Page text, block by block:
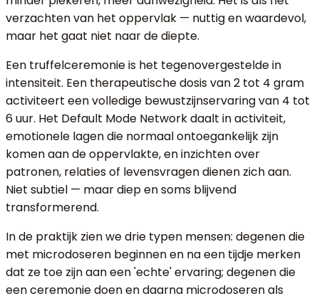
verzachten van het oppervlak — nuttig en waardevol,
maar het gaat niet naar de diepte.
Een truffelceremonie is het tegenovergestelde in
intensiteit. Een therapeutische dosis van 2 tot 4 gram
activiteert een volledige bewustzijnservaring van 4 tot
6 uur. Het Default Mode Network daalt in activiteit,
emotionele lagen die normaal ontoegankelijk zijn
komen aan de oppervlakte, en inzichten over
patronen, relaties of levensvragen dienen zich aan.
Niet subtiel — maar diep en soms blijvend
transformerend.
In de praktijk zien we drie typen mensen: degenen die
met microdoseren beginnen en na een tijdje merken
dat ze toe zijn aan een 'echte' ervaring; degenen die
een ceremonie doen en daarna microdoseren als